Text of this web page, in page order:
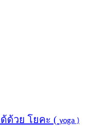
ด้วย โยคะ ( yoga )